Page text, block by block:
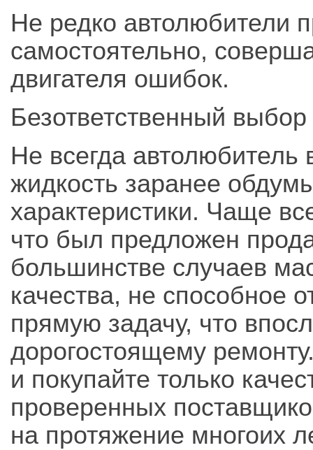
Не редко автолюбители
самостоятельно,
двигателя ошибок.
Безответственный
Не всегда автолюбитель
жидкость заранее
характеристики. Чаще
что был предложен
большинстве случаев
качества, не способное
прямую задачу, что
дорогостоящему
и покупайте только
проверенных
на протяжение многоих